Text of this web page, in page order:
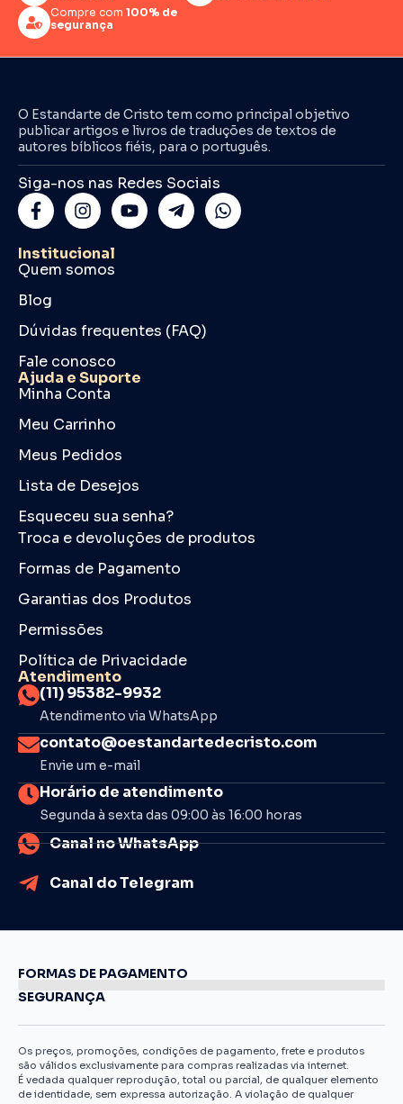
Compre com 100% de
segurança
O Estandarte de Cristo tem como principal objetivo
publicar artigos e livros de traduções de textos de
autores bíblicos fiéis, para o português.
Siga-nos nas Redes Sociais
Institucional
Quem somos
Blog
Dúvidas frequentes (FAQ)
Fale conosco
Ajuda e Suporte
Minha Conta
Meu Carrinho
Meus Pedidos
Lista de Desejos
Esqueceu sua senha?
Troca e devoluções de produtos
Formas de Pagamento
Garantias dos Produtos
Permissões
Política de Privacidade
Atendimento
(11) 95382-9932
Atendimento via WhatsApp
contato@oestandartedecristo.com
Envie um e-mail
Horário de atendimento
Segunda à sexta das 09:00 às 16:00 horas
Canal no WhatsApp
Canal do Telegram
FORMAS DE PAGAMENTO
SEGURANÇA
Os preços, promoções, condições de pagamento, frete e produtos
são válidos exclusivamente para compras realizadas via internet.
É vedada qualquer reprodução, total ou parcial, de qualquer elemento
de identidade, sem expressa autorização. A violação de qualquer